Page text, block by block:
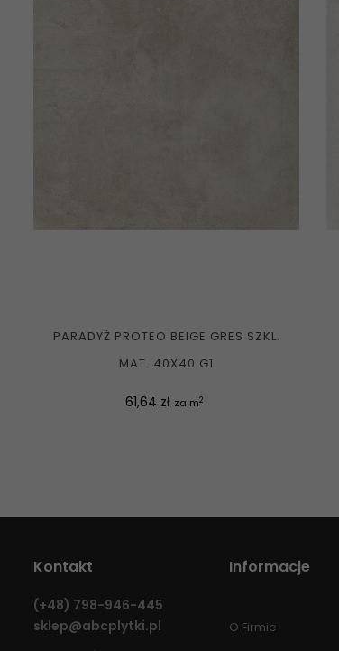
PARADYŻ PROTEO BEIGE GRES SZKL.
MAT. 40X40 G1
Cena
61,64 zł za m2
Kontakt
(+48) 798-946-445
sklep@abcplytki.pl
Informacje
O Firmie